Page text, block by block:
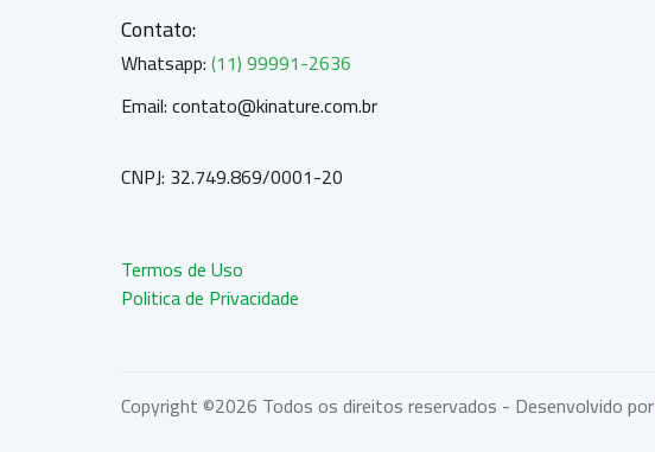
Contato:
Whatsapp:(11) 99991-2636
Email: contato@kinature.com.br
CNPJ: 32.749.869/0001-20
Termos de Uso
Politica de Privacidade
Copyright ©2026 Todos os direitos reservados - Desenvolvido por